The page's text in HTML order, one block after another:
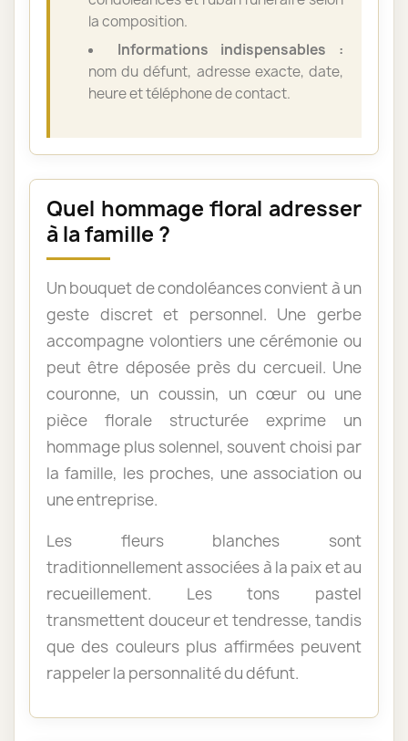
la composition.
Informations indispensables :
nom du défunt, adresse exacte, date,
heure et téléphone de contact.
Quel hommage floral adresser
à la famille ?
Un bouquet de condoléances convient à un
geste discret et personnel. Une gerbe
accompagne volontiers une cérémonie ou
peut être déposée près du cercueil. Une
couronne, un coussin, un cœur ou une
pièce florale structurée exprime un
hommage plus solennel, souvent choisi par
la famille, les proches, une association ou
une entreprise.
Les fleurs blanches sont
traditionnellement associées à la paix et au
recueillement. Les tons pastel
transmettent douceur et tendresse, tandis
que des couleurs plus affirmées peuvent
rappeler la personnalité du défunt.